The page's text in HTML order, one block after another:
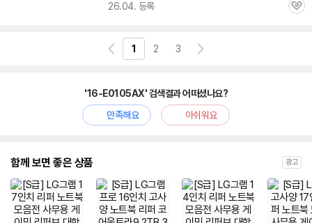
26.04. 등록
관
1 2 3
'16-E0105AX' 검색결과 어떠셨나요?
만족해요
아쉬워요
함께 보면 좋은 상품 광고